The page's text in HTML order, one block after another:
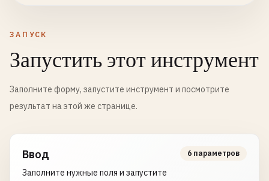
ЗАПУСК
Запустить этот инструмент
Заполните форму, запустите инструмент и посмотрите
результат на этой же странице.
Ввод
Заполните нужные поля и запустите
6 параметров